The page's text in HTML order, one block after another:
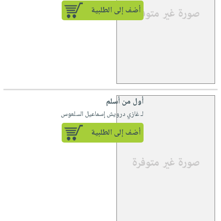
أضف إلى الطلبية
أول من أسلم
لـ غازي درويش إسماعيل السلعوس
أضف إلى الطلبية